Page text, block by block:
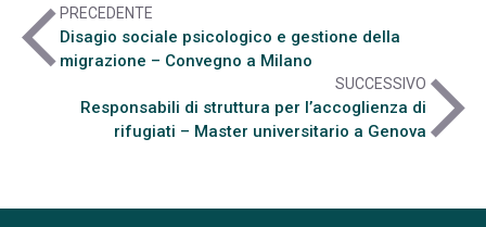
arrow_back_iosPRECEDENTE
Disagio sociale psicologico e gestione della
migrazione – Convegno a Milano
SUCCESSIVO
Responsabili di struttura per l’accoglienza di
rifugiati – Master universitario a Genovaarrow_forward_ios